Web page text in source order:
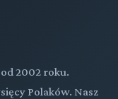
2002 roku.
Polaków. Nasz